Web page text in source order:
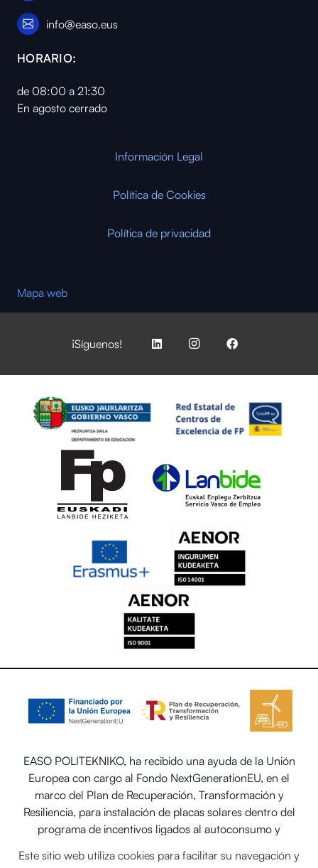
info@easo.eus
HORARIO:
de 08:00 a 21:30
En agosto cerrado
Información Legal
Política de Cookies
Política de privacidad
Mapa web
¡Síguenos!
EASO POLITEKNIKO, ha recibido una ayuda de la Unión
Europea con cargo al Fondo NextGenerationEU, en el
marco del Plan de Recuperación, Transformación y
Resiliencia, para instalación de placas solares dentro del
programa de incentivos ligados al autoconsumo y
como la implantación de sistemas térmicos renovables en
Este sitio web utiliza cookies para facilitar su navegación y